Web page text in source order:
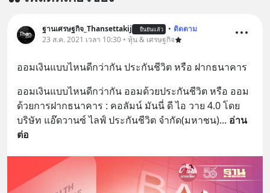
ฐานเศรษฐกิจ_Thansettakij ยืนยันแล้ว • ติดตาม
23 ส.ค. 2021 เวลา 10:30 • หุ้น & เศรษฐกิจ
ออมเงินแบบไหนดีกว่ากัน ประกันชีวิต หรือ ฝากธนาคาร
ออมเงินแบบไหนดีกว่ากัน ออมด้วยประกันชีวิต หรือ ออม
ด้วยการฝากธนาคาร : คอลัมน์ มันนี่ ดี ไอ วาย 4.0 โดย
บริษัท แอ๊ดวานซ์ ไลฟ์ ประกันชีวิต จำกัด(มหาชน)... อ่าน
ต่อ